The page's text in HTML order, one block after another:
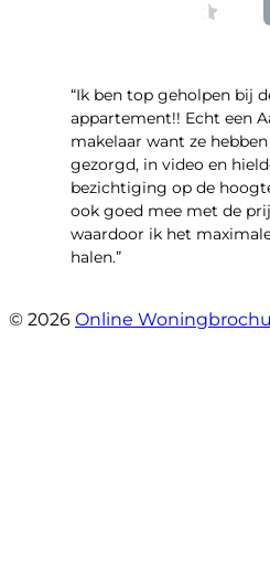
“Ik ben top geholpen bij
appartement!! Echt een
makelaar want ze
gezorgd, in video en
bezichtiging op de
ook goed mee met de
waardoor ik het
halen.”
© 2026 Online